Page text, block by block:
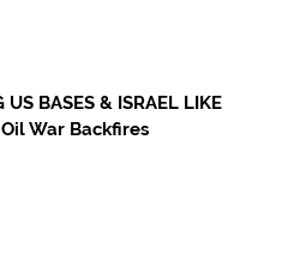
BASES & ISRAEL LIKE
Oil War Backfires